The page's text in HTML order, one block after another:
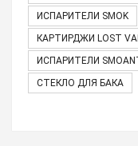
ИСПАРИТЕЛИ SMOK
КАРТИРДЖИ LOST
ИСПАРИТЕЛИ
СТЕКЛО ДЛЯ БАКА